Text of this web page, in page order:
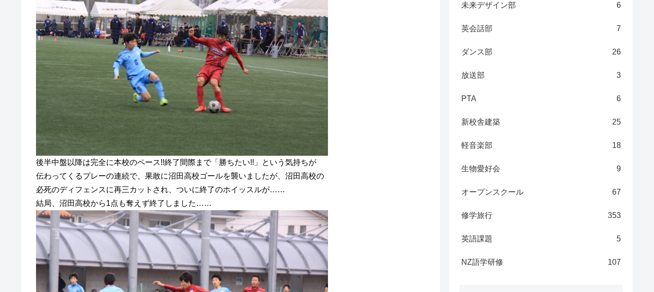
後半中盤以降は完全に本校のペース!!終了間際まで「勝ちたい!!」という気持ちが
伝わってくるプレーの連続で、果敢に沼田高校ゴールを襲いましたが、沼田高校の
必死のディフェンスに再三カットされ、ついに終了のホイッスルが……
結局、沼田高校から1点も奪えず終了しました……
未来デザイン部 6
英会話部 7
ダンス部 26
放送部 3
PTA 6
新校舎建築 25
軽音楽部 18
生物愛好会 9
オープンスクール 67
修学旅行 353
英語課題 5
NZ語学研修 107